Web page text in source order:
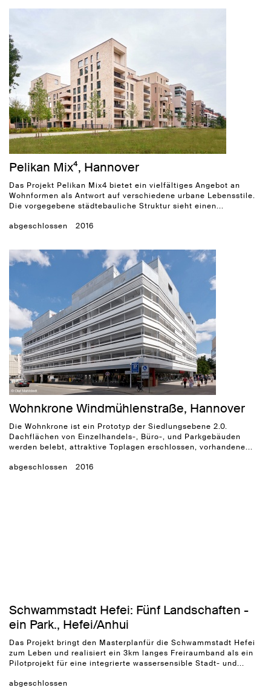
Pelikan Mix⁴, Hannover
Das Projekt Pelikan Mix4 bietet ein vielfältiges Angebot an
Wohnformen als Antwort auf verschiedene urbane Lebensstile.
Die vorgegebene städtebauliche Struktur sieht einen...
abgeschlossen 2016
Wohnkrone Windmühlenstraße, Hannover
Die Wohnkrone ist ein Prototyp der Siedlungsebene 2.0.
Dachflächen von Einzelhandels-, Büro-, und Parkgebäuden
werden belebt, attraktive Toplagen erschlossen, vorhandene...
abgeschlossen 2016
Schwammstadt Hefei: Fünf Landschaften -
ein Park., Hefei/Anhui
Das Projekt bringt den Masterplanfür die Schwammstadt Hefei
zum Leben und realisiert ein 3km langes Freiraumband als ein
Pilotprojekt für eine integrierte wassersensible Stadt- und...
abgeschlossen